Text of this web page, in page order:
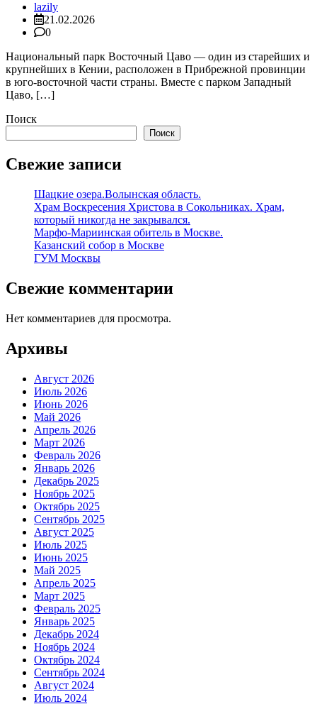
lazily
21.02.2026
0
Национальный парк Восточный Цаво — один из старейших и
крупнейших в Кении, расположен в Прибрежной провинции
в юго-восточной части страны. Вместе с парком Западный
Цаво, […]
Поиск
Поиск
Свежие записи
Шацкие озера.Волынская область.
Храм Воскресения Христова в Сокольниках. Храм,
который никогда не закрывался.
Марфо-Мариинская обитель в Москве.
Казанский собор в Москве
ГУМ Москвы
Свежие комментарии
Нет комментариев для просмотра.
Архивы
Август 2026
Июль 2026
Июнь 2026
Май 2026
Апрель 2026
Март 2026
Февраль 2026
Январь 2026
Декабрь 2025
Ноябрь 2025
Октябрь 2025
Сентябрь 2025
Август 2025
Июль 2025
Июнь 2025
Май 2025
Апрель 2025
Март 2025
Февраль 2025
Январь 2025
Декабрь 2024
Ноябрь 2024
Октябрь 2024
Сентябрь 2024
Август 2024
Июль 2024